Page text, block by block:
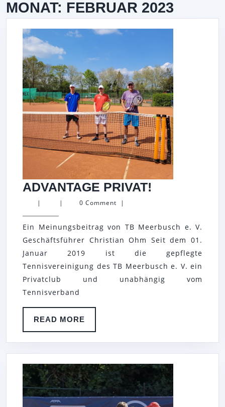
MONAT: FEBRUAR 2023
ADVANTAGE PRIVAT!
| | 0 Comment |
Ein Meinungsbeitrag von TB Meerbusch e. V.
Geschäftsführer Christian Ohm Seit dem 01.
Januar 2019 ist die gepflegte
Tennisvereinigung des TB Meerbusch e. V. ein
Privatclub und unabhängig vom
Tennisverband
READ MORE
MORE